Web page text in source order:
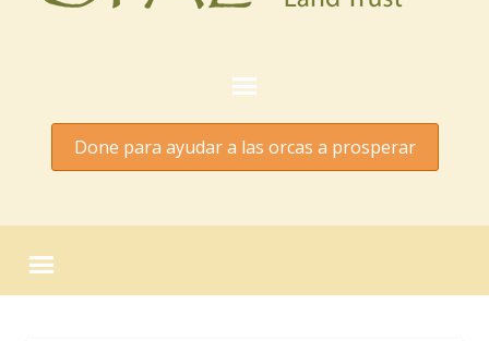
Done para ayudar a las orcas a prosperar